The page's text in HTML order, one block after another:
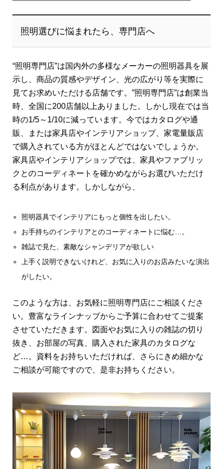
照明選びに悩まれたら、専門店へ
“照明専門店”は国内外の多様なメーカーの照明器具を展
示し、商品の質感やデザイン、光の広がり等を実際に
見てお求めいただける店舗です。”照明専門店”は創業当
時、全国に200店舗以上ありました。しかし現在では当
時の1/5～1/10に減っています。今ではカタログや通
販、または家具店やインテリアショップ、家電量販店
で購入されている方がほとんどではないでしょうか。
家具店やインテリアショップでは、家具やファブリッ
クとのコーディネートを確かめながらお選びいただけ
る利点があります。しかしながら、
照明器具でインテリアにもっと個性を出したい。
お手持ちのインテリアとのコーディネートに悩む…。
雑誌で見た、素敵なシャンデリアが欲しい
上手く説明できないけれど、お気に入りのお店みたいな演出
がしたい。
このような方は、お気軽に照明専門店にご相談くださ
い。豊富なラインナップからご予算に合わせてご提案
させていただきます。図面やお気に入りの雑誌の切り
抜き、お部屋の写真、購入された家具のカタログな
ど…。資料をお持ちいただければ、さらにきめ細かな
ご相談が可能ですので、是非お持ちください。